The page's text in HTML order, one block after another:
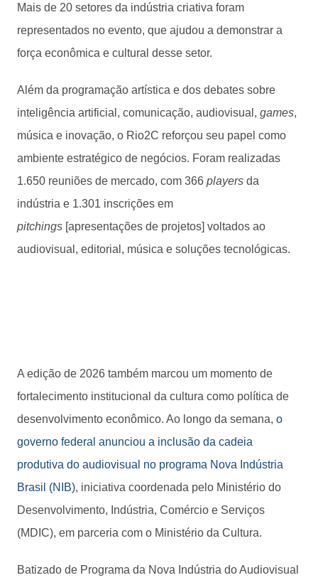
Mais de 20 setores da indústria criativa foram
representados no evento, que ajudou a demonstrar a
força econômica e cultural desse setor.
Além da programação artística e dos debates sobre
inteligência artificial, comunicação, audiovisual, games,
música e inovação, o Rio2C reforçou seu papel como
ambiente estratégico de negócios. Foram realizadas
1.650 reuniões de mercado, com 366 players da
indústria e 1.301 inscrições em
pitchings [apresentações de projetos] voltados ao
audiovisual, editorial, música e soluções tecnológicas.
A edição de 2026 também marcou um momento de
fortalecimento institucional da cultura como política de
desenvolvimento econômico. Ao longo da semana, o
governo federal anunciou a inclusão da cadeia
produtiva do audiovisual no programa Nova Indústria
Brasil (NIB), iniciativa coordenada pelo Ministério do
Desenvolvimento, Indústria, Comércio e Serviços
(MDIC), em parceria com o Ministério da Cultura.
Batizado de Programa da Nova Indústria do Audiovisual